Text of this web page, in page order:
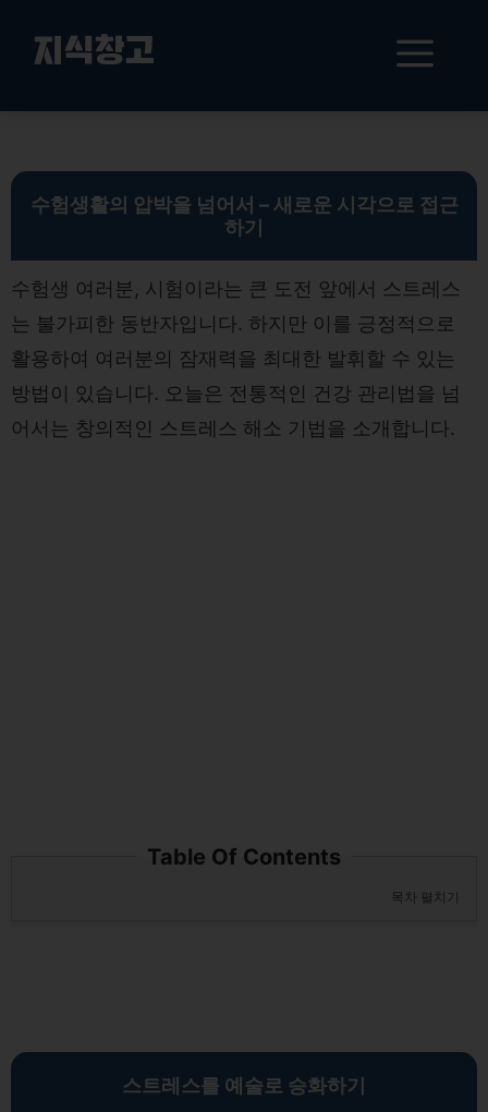
뛰
지식창고
메
뉴
수험생활의 압박을 넘어서 – 새로운 시각으로 접근
하기
수험생 여러분, 시험이라는 큰 도전 앞에서 스트레스
는 불가피한 동반자입니다. 하지만 이를 긍정적으로
활용하여 여러분의 잠재력을 최대한 발휘할 수 있는
방법이 있습니다. 오늘은 전통적인 건강 관리법을 넘
어서는 창의적인 스트레스 해소 기법을 소개합니다.
Table Of Contents
목차 펼치기
스트레스를 예술로 승화하기